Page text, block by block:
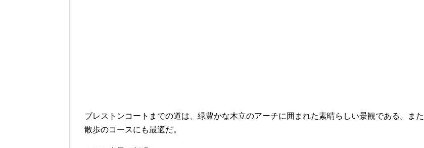
ブレストンコートまでの道は、緑豊かな木立のアーチに囲まれた素晴らしい景観である。また
散歩のコースにも最適だ。